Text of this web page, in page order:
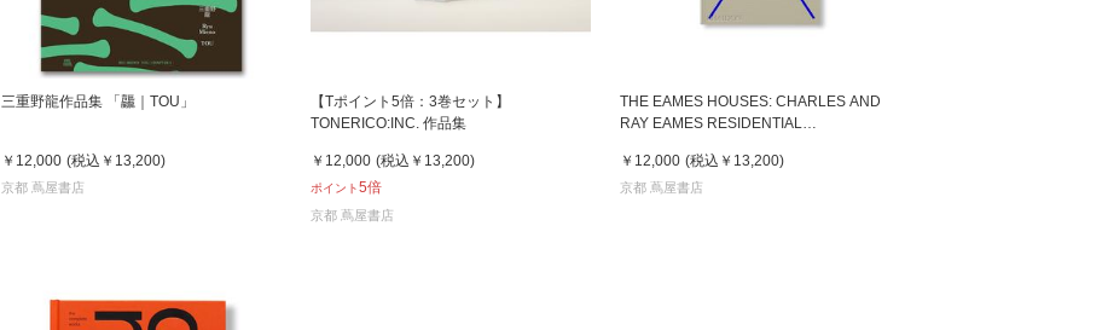
三重野龍作品集 「龘｜TOU」
￥12,000 (税込 ￥13,200)
京都 蔦屋書店
【Tポイント5倍：3巻セット】
TONERICO:INC. 作品集
￥12,000 (税込 ￥13,200)
ポイント5倍
京都 蔦屋書店
THE EAMES HOUSES: CHARLES AND
RAY EAMES RESIDENTIAL
￥12,000 (税込 ￥13,200)
京都 蔦屋書店